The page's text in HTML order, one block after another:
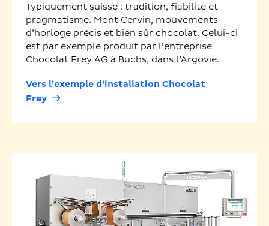
Typiquement suisse : tradition, fiabilité et
pragmatisme. Mont Cervin, mouvements
d’horloge précis et bien sûr chocolat. Celui-ci
est par exemple produit par l’entreprise
Chocolat Frey AG à Buchs, dans l’Argovie.
Vers l’exemple d’installation Chocolat
Frey